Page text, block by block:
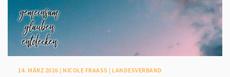
14. MÄRZ 2026 | NICOLE FRAASS | LANDESVERBAND